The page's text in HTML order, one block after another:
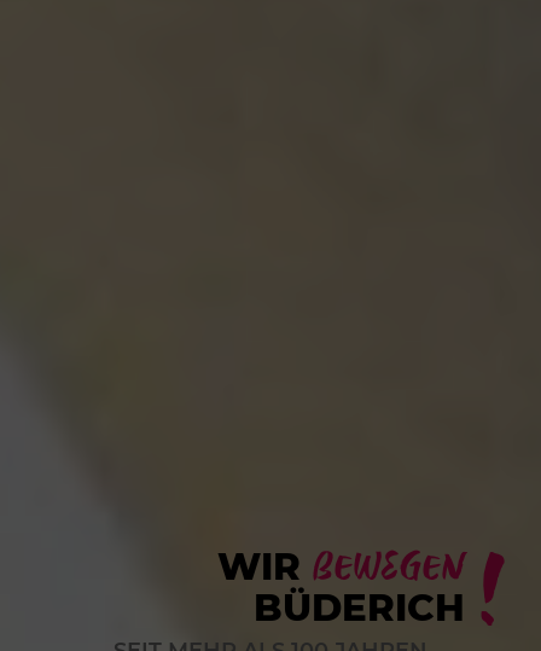
WIR BEWEGEN
BÜDERICH